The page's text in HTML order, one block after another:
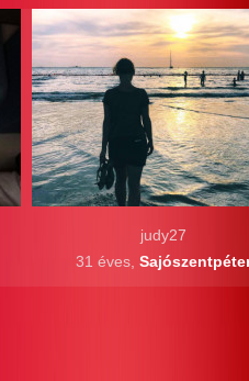
judy27
31 éves,